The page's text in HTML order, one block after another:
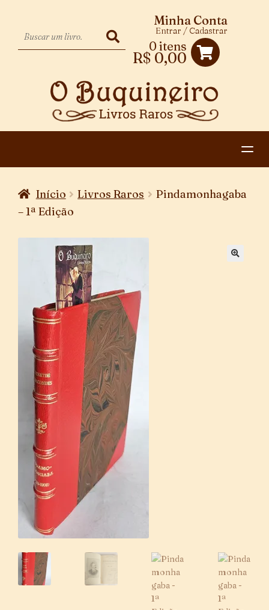
0 itens
R$ 0,00
Minha Conta
Entrar / Cadastrar
Início Livros Raros
Pindamonhagaba
– 1ª Edição